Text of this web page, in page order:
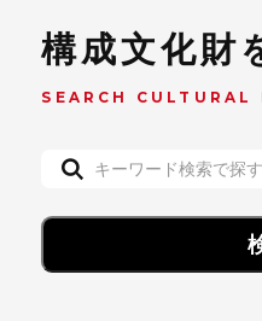
構成文化財
SEARCH CULTURAL